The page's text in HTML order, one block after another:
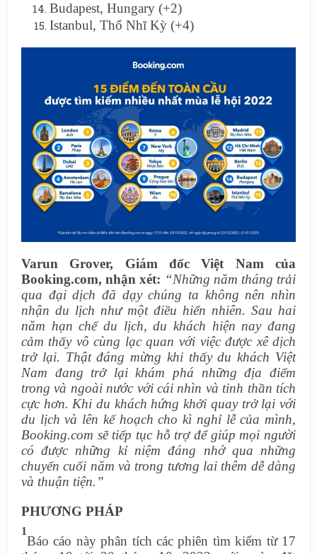
Budapest, Hungary (+2)
Istanbul, Thổ Nhĩ Kỳ (+4)
Varun Grover, Giám đốc Việt Nam của
Booking.com, nhận xét: “Những năm tháng trải
qua đại dịch đã dạy chúng ta không nên nhìn
nhận du lịch như một điều hiển nhiên. Sau hai
năm hạn chế du lịch, du khách hiện nay đang
cảm thấy vô cùng lạc quan với việc được xê dịch
trở lại. Thật đáng mừng khi thấy du khách Việt
Nam đang trở lại khám phá những địa điểm
trong và ngoài nước với cái nhìn và tinh thần tích
cực hơn. Khi du khách hứng khởi quay trở lại với
du lịch và lên kế hoạch cho kì nghỉ lễ của mình,
Booking.com sẽ tiếp tục hỗ trợ để giúp mọi người
có được những kỉ niệm đáng nhớ qua những
chuyến cuối năm và trong tương lai thêm dễ dàng
và thuận tiện.”
PHƯƠNG PHÁP
1
Báo cáo này phân tích các phiên tìm kiếm từ 17